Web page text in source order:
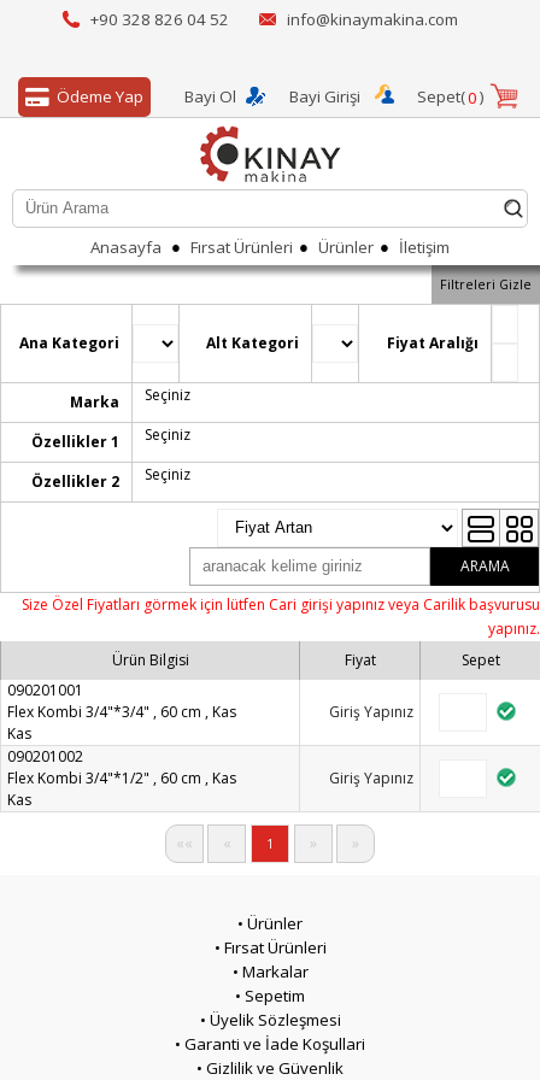
+90 328 826 04 52 info@kinaymakina.com
Ödeme Yap Bayi Ol Bayi Girişi Sepet(0)
Anasayfa ● Fırsat Ürünleri ● Ürünler ● İletişim
Filtreleri Gizle
Ana Kategori Alt Kategori Fiyat Aralığı
Marka Seçiniz
Özellikler 1 Seçiniz
Özellikler 2 Seçiniz
ARAMA
Size Özel Fiyatları görmek için lütfen Cari girişi yapınız veya Carilik başvurusu
yapınız.
Ürün Bilgisi
Fiyat
Sepet
090201001
Flex Kombi 3/4"*3/4" , 60 cm , Kas
Kas
Giriş Yapınız
090201002
Flex Kombi 3/4"*1/2" , 60 cm , Kas
Kas
Giriş Yapınız
«« « 1 » »
• Ürünler
• Fırsat Ürünleri
• Markalar
• Sepetim
• Üyelik Sözleşmesi
• Garanti ve İade Koşullari
• Gizlilik ve Güvenlik